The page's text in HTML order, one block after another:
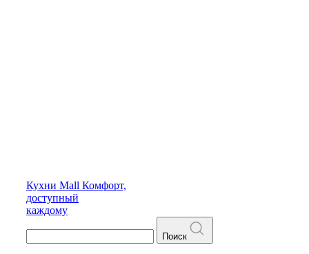
Кухни Mall Комфорт,
доступный
каждому
Поиск